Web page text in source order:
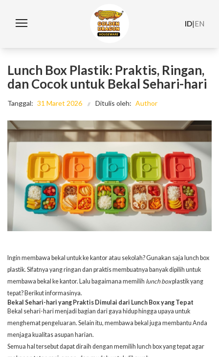
ID|EN
Lunch Box Plastik: Praktis, Ringan,
dan Cocok untuk Bekal Sehari-hari
Tanggal: 31 Maret 2026 Ditulis oleh: Author
Ingin membawa bekal untuk ke kantor atau sekolah? Gunakan saja lunch box
plastik. Sifatnya yang ringan dan praktis membuatnya banyak dipilih untuk
membawa bekal ke kantor. Lalu bagaimana memilih lunch boxplastik yang
tepat? Berikut informasinya.
Bekal Sehari-hari yang Praktis Dimulai dari Lunch Box yang Tepat
Bekal sehari-hari menjadi bagian dari gaya hidup hingga upaya untuk
menghemat pengeluaran. Selain itu, membawa bekal juga membantu Anda
menjaga kualitas asupan harian.
Semua hal tersebut dapat diraih dengan memilih lunch box yang tepat agar